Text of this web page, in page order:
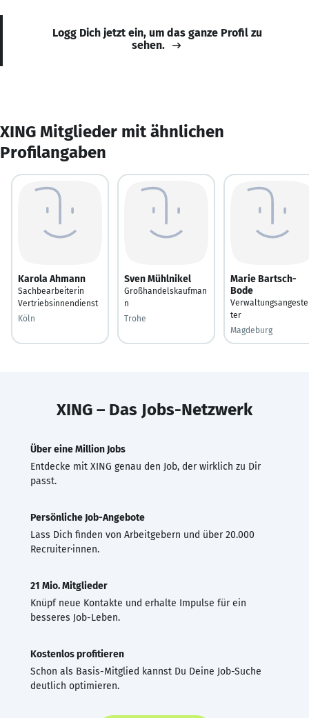
Logg Dich jetzt ein, um das ganze Profil zu
sehen.
XING Mitglieder mit ähnlichen
Profilangaben
Karola Ahmann
Sachbearbeiterin
Vertriebsinnendienst
Köln
Sven Mühlnikel
Großhandelskaufman
n
Trohe
Marie Bartsch-
Bode
ter
Magdeburg
XING – Das Jobs-Netzwerk
Über eine Million Jobs
Entdecke mit XING genau den Job, der wirklich zu Dir
passt.
Persönliche Job-Angebote
Lass Dich finden von Arbeitgebern und über 20.000
Recruiter·innen.
21 Mio. Mitglieder
Knüpf neue Kontakte und erhalte Impulse für ein
besseres Job-Leben.
Kostenlos profitieren
Schon als Basis-Mitglied kannst Du Deine Job-Suche
deutlich optimieren.